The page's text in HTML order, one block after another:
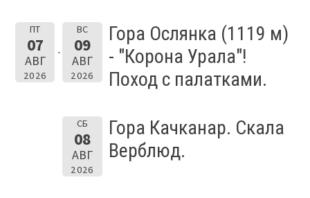
ПТ
07
АВГ
2026
ВС
09
АВГ
2026
Гора Ослянка (1119 м)
- "Корона Урала"!
Поход с палатками.
СБ
08
АВГ
2026
Гора Качканар. Скала
Верблюд.